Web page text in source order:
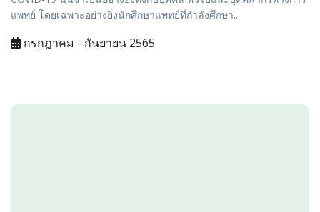
แพทย์ โดยเฉพาะอย่างยิ่งนักศึกษาแพทย์ที่กำลังศึกษา...
กรกฎาคม - กันยายน 2565